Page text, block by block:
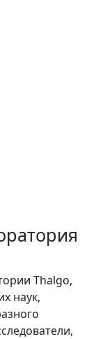
Thalgo,
наук,